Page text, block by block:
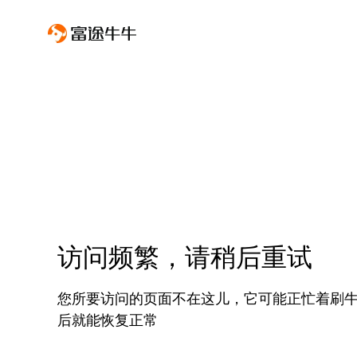
访问频繁，请稍后重试
您所要访问的页面不在这儿，它可能正忙着刷
后就能恢复正常